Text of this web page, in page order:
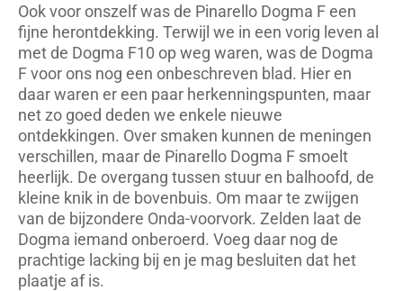
Ook voor onszelf was de Pinarello Dogma F een
fijne herontdekking. Terwijl we in een vorig leven al
met de Dogma F10 op weg waren, was de Dogma
F voor ons nog een onbeschreven blad. Hier en
daar waren er een paar herkenningspunten, maar
net zo goed deden we enkele nieuwe
ontdekkingen. Over smaken kunnen de meningen
verschillen, maar de Pinarello Dogma F smoelt
heerlijk. De overgang tussen stuur en balhoofd, de
kleine knik in de bovenbuis. Om maar te zwijgen
van de bijzondere Onda-voorvork. Zelden laat de
Dogma iemand onberoerd. Voeg daar nog de
prachtige lacking bij en je mag besluiten dat het
plaatje af is.